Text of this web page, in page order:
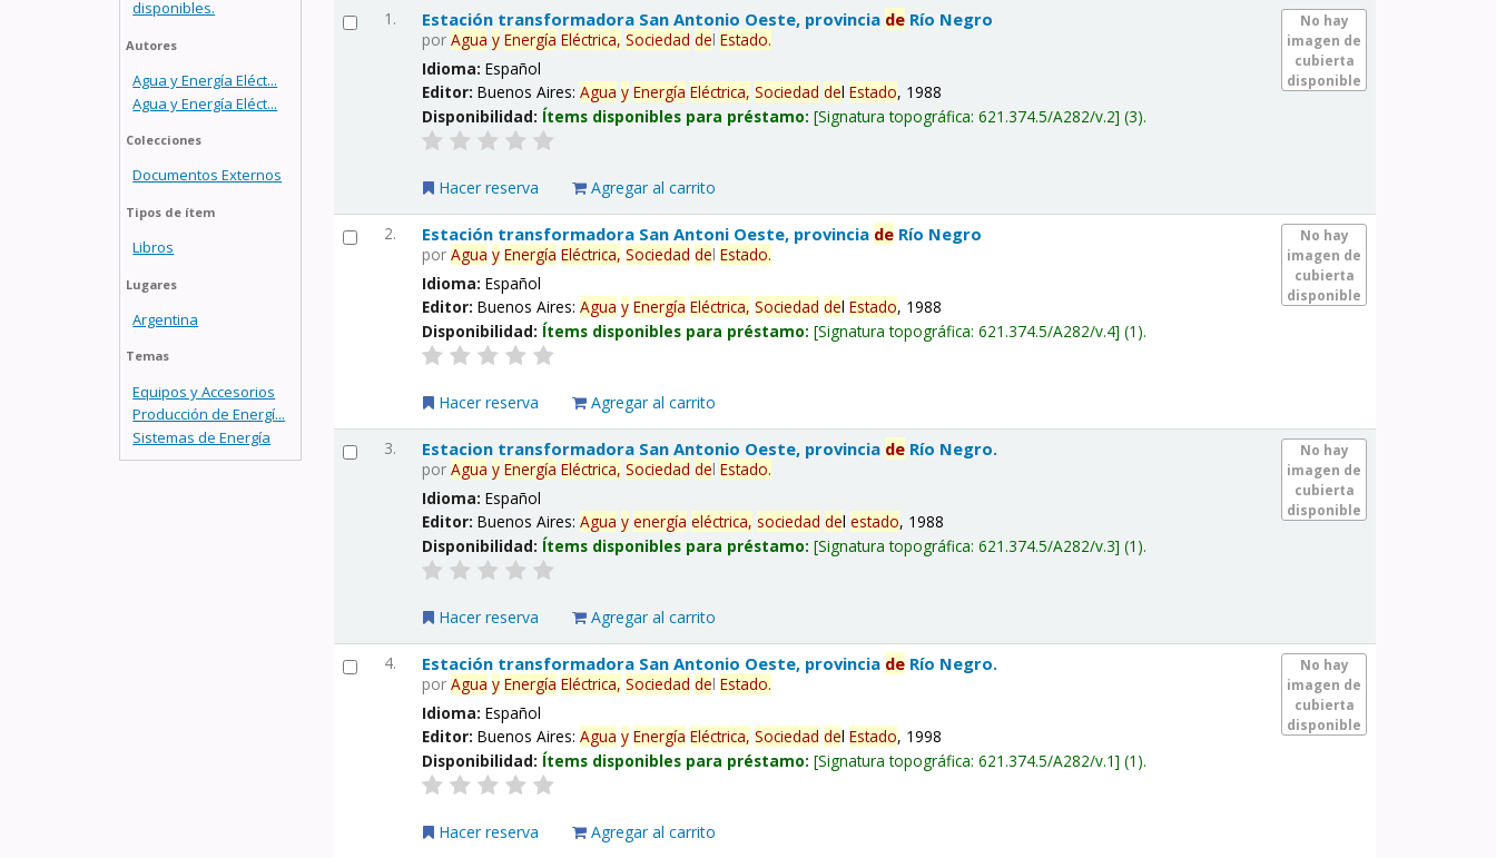
disponibles.
Autores
Agua y Energía Eléct...
Agua y Energía Eléct...
Colecciones
Documentos Externos
Tipos de ítem
Libros
Lugares
Argentina
Temas
Equipos y Accesorios
Producción de Energí...
Sistemas de Energía
1.
No hay
imagen de
cubierta
disponible
Estación transformadora San Antonio Oeste, provincia de Río Negro
porAgua y Energía Eléctrica, Sociedad delEstado.
Idioma:Español
Editor:Buenos Aires:Agua y Energía Eléctrica, Sociedad delEstado, 1988
Disponibilidad: Ítems disponibles para préstamo: Signatura topográfica:621.374.5/A282/v.2 (3).
Hacer reserva Agregar al carrito
2.
No hay
imagen de
cubierta
disponible
Estación transformadora San Antoni Oeste, provincia de Río Negro
porAgua y Energía Eléctrica, Sociedad delEstado.
Idioma:Español
Editor:Buenos Aires:Agua y Energía Eléctrica, Sociedad delEstado, 1988
Disponibilidad: Ítems disponibles para préstamo: Signatura topográfica:621.374.5/A282/v.4 (1).
Hacer reserva Agregar al carrito
3.
No hay
imagen de
cubierta
disponible
Estacion transformadora San Antonio Oeste, provincia de Río Negro.
porAgua y Energía Eléctrica, Sociedad delEstado.
Idioma:Español
Editor:Buenos Aires:Agua y energía eléctrica, sociedad delestado, 1988
Disponibilidad: Ítems disponibles para préstamo: Signatura topográfica:621.374.5/A282/v.3 (1).
Hacer reserva Agregar al carrito
4.
No hay
imagen de
cubierta
disponible
Estación transformadora San Antonio Oeste, provincia de Río Negro.
porAgua y Energía Eléctrica, Sociedad delEstado.
Idioma:Español
Editor:Buenos Aires:Agua y Energía Eléctrica, Sociedad delEstado, 1998
Disponibilidad: Ítems disponibles para préstamo: Signatura topográfica:621.374.5/A282/v.1 (1).
Hacer reserva Agregar al carrito